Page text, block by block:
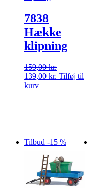
7838
Hække
klipning
159,00kr.
Den
oprindelige
139,00 kr. Den
Tilføj til
kurv
Tilbud -15 %